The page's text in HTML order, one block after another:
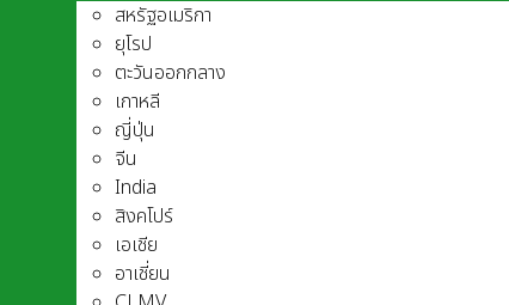
สหรัฐอเมริกา
ยุโรป
ตะวันออกกลาง
เกาหลี
ญี่ปุ่น
จีน
India
สิงคโปร์
เอเชีย
อาเชี่ยน